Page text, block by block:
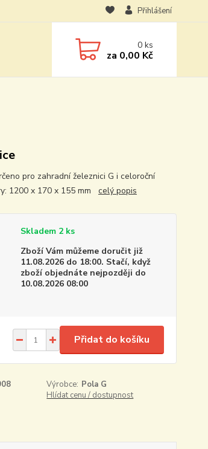
Přihlášení
0ks
za 0,00 Kč
pro zahradní železnici G i celoroční
1200 x 170 x 155 mm celý popis
Skladem 2 ks
Zboží Vám můžeme doručit již
11.08.2026 do 18:00. Stačí, když
zboží objednáte nejpozději do
10.08.2026 08:00
Přidat do košíku
Výrobce: Pola G
Hlídat cenu / dostupnost